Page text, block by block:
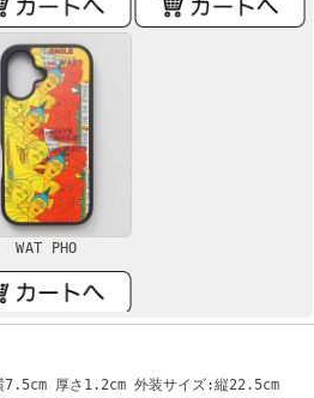
WAT PHO
厚さ1.2cm 外装サイズ:縦22.5cm